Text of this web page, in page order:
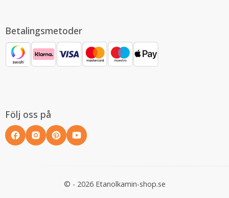
Betalingsmetoder
Följ oss på
© - 2026 Etanolkamin-shop.se